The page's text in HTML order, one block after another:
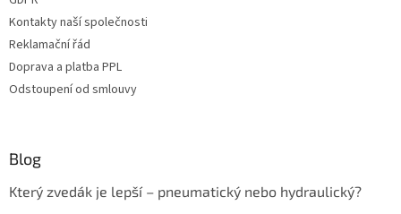
Kontakty naší společnosti
Reklamační řád
Doprava a platba PPL
Odstoupení od smlouvy
Blog
Který zvedák je lepší – pneumatický nebo hydraulický?